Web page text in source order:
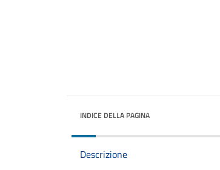
INDICE DELLA PAGINA
Descrizione